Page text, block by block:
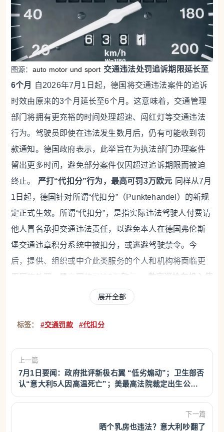
图源： auto motor und sport 交通违法处罚追诉期限延长至
6个月
自2026年7月1日起，德国将交通违法案件的追诉
时效由原来的3个月延长至6个月。这意味着，交通管理
部门将拥有更充裕的时间处理超速、闯红灯等交通违法
行为。驾驶员即使在违法发生数月后，仍有可能收到罚
款通知。德国政府表示，此举旨在为执法部门办理案件
留出更多时间，避免部分案件仅因超过追诉期限而被迫
终止。
严打“代扣分”行为，最高可罚3万欧元 同样从7月
1日起，德国针对所谓“代扣分”（Punktehandel）的新规
定正式生效。所谓“代扣分”，是指实际违法驾驶人付费请
他人冒名承担交通违法责任，以避免本人在德国弗伦斯
堡交通违章积分系统中被扣分，或逃避驾驶禁令。今
后，提供、组织或中介此类服务的个人和机构将面临更
用，违停查处效率提升
德国各地城市和市镇将进一步启
过程中可自动识别路边停放车辆的车牌信息，并实时核
快发现停车违规行为。对于驾驶员而言，这意味着未缴
纳停车费或没有相应停车许可的车辆，被查获的概率将
明显提高。 国际货运轻型商用车须安装新型行车记录仪
自7月1日起，德国还将对从事国际商业货物运输的部分
轻型商用车实施新要求。总质量在2.5吨至3.5吨之间、用
展开全部
标签： #交通罚款 #代扣分
上一篇
7月1日要闻：政府批评新极右翼 “低劣煽动”；卫生部否
认“意大利5人因高温死亡”；美最高法院裁定出生公民
权有效！
下一篇
晒个乳房也违法？意大利吵翻了